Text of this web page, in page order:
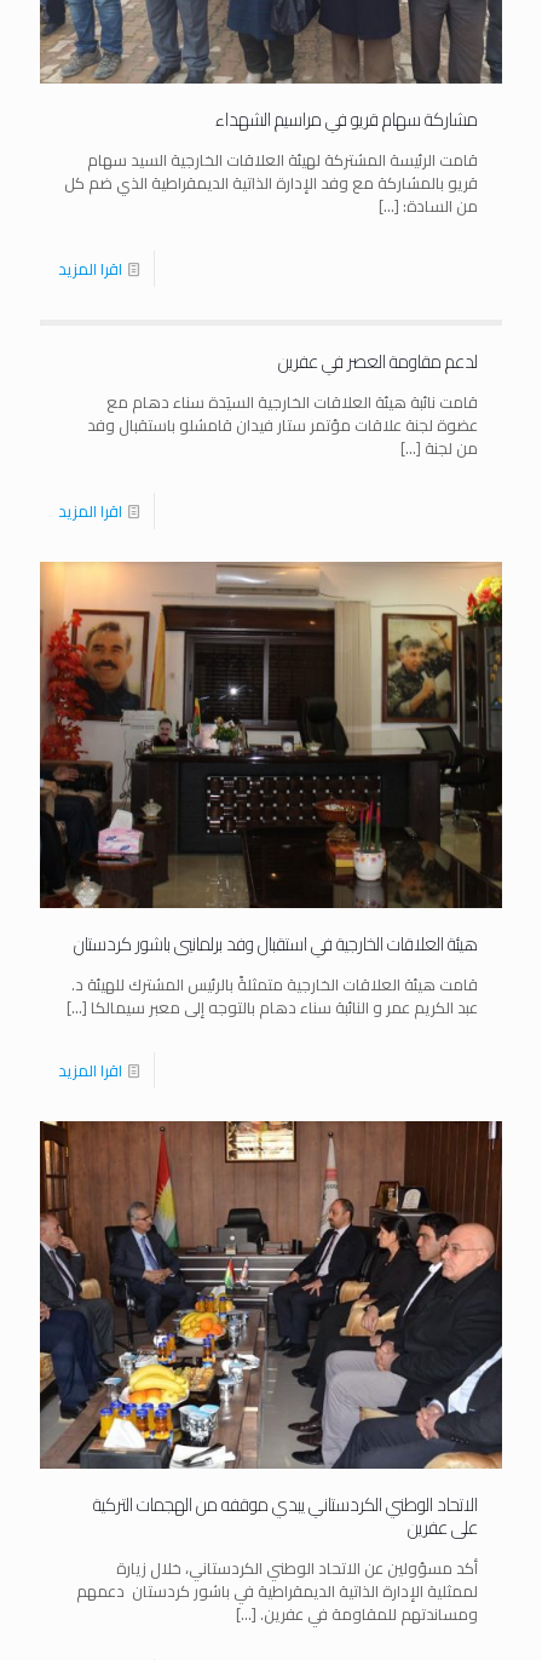
مشاركة سهام قريو في مراسيم الشهداء
قامت الرئيسة المشتركة لهيئة العلاقات الخارجية السيد سهام
قريو بالمشاركة مع وفد الإدارة الذاتية الديمقراطية الذي ضم كل
من السادة: […]
اقرا المزيد
لدعم مقاومة العصر في عفرين
قامت نائبة هيئة العلاقات الخارجية السيَدة سناء دهام مع
عضوة لجنة علاقات مؤتمر ستار فيدان قامشلو باستقبال وفد
من لجنة […]
اقرا المزيد
هيئة العلاقات الخارجية في استقبال وفد برلمانيي باشور كردستان
قامت هيئة العلاقات الخارجية متمثلةً بالرئيس المشترك للهيئة د.
عبد الكريم عمر و النائبة سناء دهام بالتوجه إلى معبر سيمالكا […]
اقرا المزيد
الاتحاد الوطني الكردستاني يبدي موقفه من الهجمات التركية
على عفرين
أكد مسؤولين عن الاتحاد الوطني الكردستاني، خلال زيارة
لممثلية الإدارة الذاتية الديمقراطية في باشور كردستان دعمهم
ومساندتهم للمقاومة في عفرين. […]